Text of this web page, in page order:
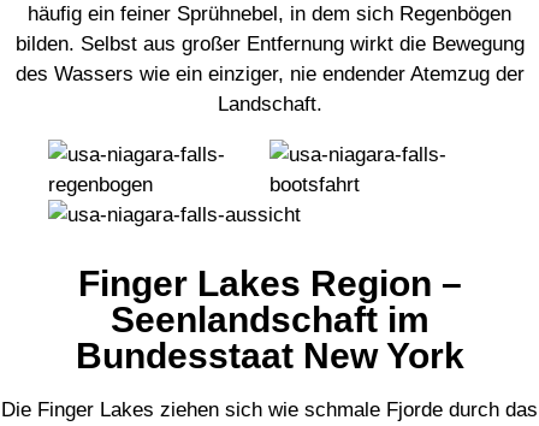
häufig ein feiner Sprühnebel, in dem sich Regenbögen
bilden. Selbst aus großer Entfernung wirkt die Bewegung
des Wassers wie ein einziger, nie endender Atemzug der
Landschaft.
Finger Lakes Region –
Seenlandschaft im
Bundesstaat New York
Die Finger Lakes ziehen sich wie schmale Fjorde durch das